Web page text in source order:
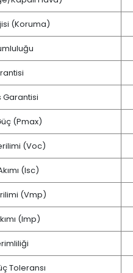
(Koruma)
(Pmax)
(Voc)
(Isc)
(Vmp)
(Imp)
Toleransı